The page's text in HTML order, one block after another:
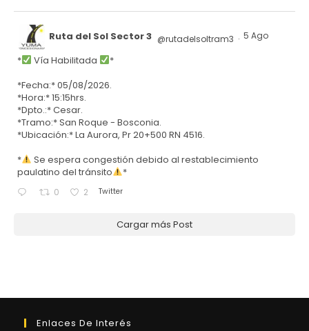
Ruta del Sol Sector 3 @rutadelsoltram3 · 5 Ago
* Vía Habilitada
*
*Fecha:* 05/08/2026.
*Hora:* 15:15hrs.
*Dpto.:* Cesar.
*Tramo:* San Roque - Bosconia.
*Ubicación:* La Aurora, Pr 20+500 RN 4516.
*
Se espera congestión debido al restablecimiento
paulatino del tránsito
*
0 2 Twitter
Cargar más Post
Enlaces De Interés